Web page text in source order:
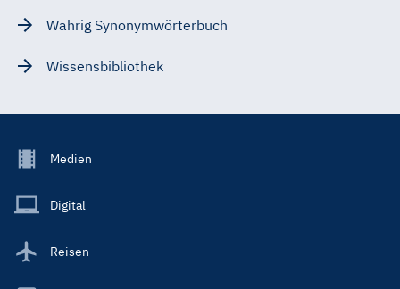
Wahrig Synonymwörterbuch
Wissensbibliothek
Footer
Main
Medien
Digital
Reisen